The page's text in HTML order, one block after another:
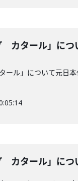
カタール」に
ール」について元日
カタール」に